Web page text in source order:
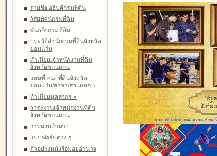
รายชื่อ อธิบดีกรมที่ดิน
วิสัยทัศน์กรมที่ดิน
พันธกิจกรมที่ดิน
ประวัติสำนักงานที่ดินจังหวัด
ขอนแก่น
ทำเนียบเจ้าพนักงานที่ดิน
จังหวัดขอนแก่น
แผนที่ สนง.ที่ดินจังหวัด
ขอนแก่น/สาขา/ส่วนแยก »
ทำเนียบบุคลากร »
วาระงานเจ้าพนักงานที่ดิน
จังหวัดขอนแก่น
การมอบอำนาจ
แบบฟอร์มต่าง ๆ
ตัวอย่างหนังสือมอบอำนาจ